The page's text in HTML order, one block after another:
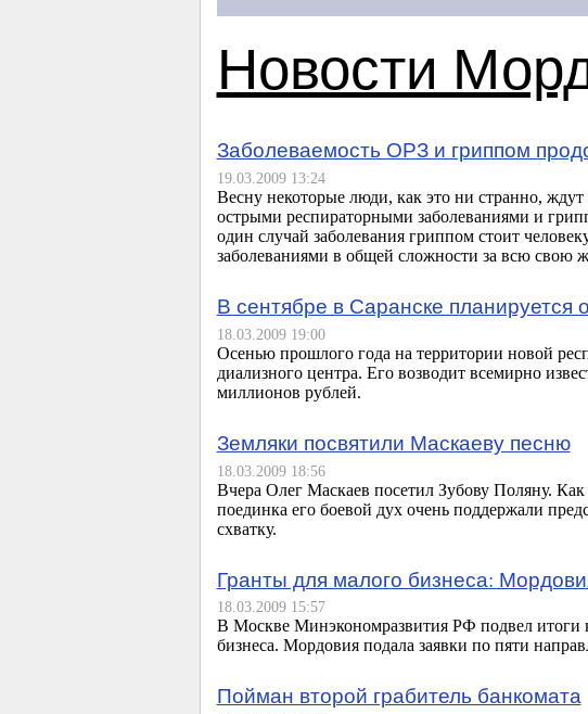
Новости
Заболеваемость ОРЗ и гриппом
19.03.2009 13:24
Весну некоторые люди, как это ни странно,
острыми респираторными заболеваниями и
один случай заболевания гриппом стоит
заболеваниями в общей сложности за всю свою
В сентябре в Саранске планируется
18.03.2009 19:00
Осенью прошлого года на территории новой
диализного центра. Его возводит всемирно
миллионов рублей.
Земляки посвятили Маскаеву песню
18.03.2009 18:56
Вчера Олег Маскаев посетил Зубову Поляну.
поединка его боевой дух очень поддержали
схватку.
Гранты для малого бизнеса:
18.03.2009 15:57
В Москве Минэкономразвития РФ подвел итоги
бизнеса. Мордовия подала заявки по пяти
Пойман второй грабитель банкомата